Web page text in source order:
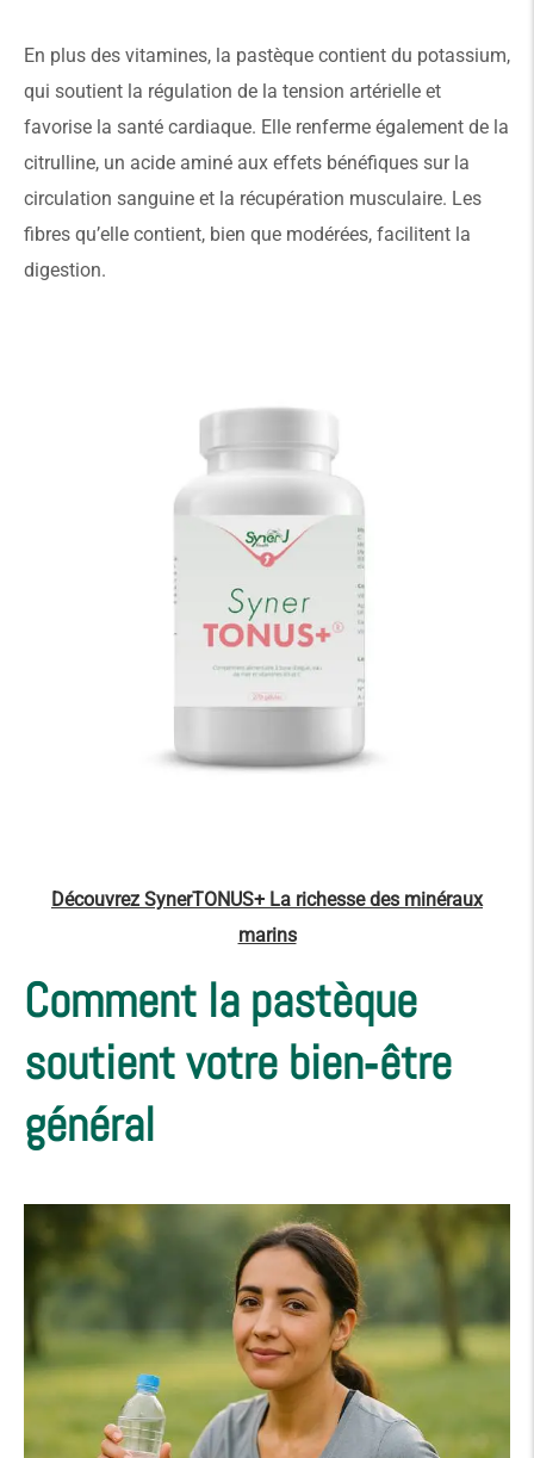
En plus des vitamines, la pastèque contient du potassium,
qui soutient la régulation de la tension artérielle et
favorise la santé cardiaque. Elle renferme également de la
citrulline, un acide aminé aux effets bénéfiques sur la
circulation sanguine et la récupération musculaire. Les
fibres qu’elle contient, bien que modérées, facilitent la
digestion.
Découvrez SynerTONUS+ La richesse des minéraux
marins
Comment la pastèque
soutient votre bien‑être
général